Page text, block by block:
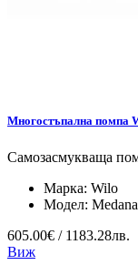
Mногостъпална помпа
Самозасмукваща
Марка: Wilo
Модел:
605.00€ / 1183.28лв.
Виж